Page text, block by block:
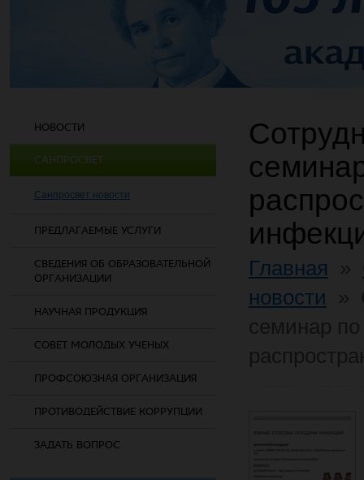
НОВОСТИ
САНПРОСВЕТ
Санпросвет новости
ПРЕДЛАГАЕМЫЕ УСЛУГИ
СВЕДЕНИЯ ОБ ОБРАЗОВАТЕЛЬНОЙ
ОРГАНИЗАЦИИ
НАУЧНАЯ ПРОДУКЦИЯ
СОВЕТ МОЛОДЫХ УЧЕНЫХ
ПРОФСОЮЗНАЯ ОРГАНИЗАЦИЯ
ПРОТИВОДЕЙСТВИЕ КОРРУПЦИИ
ЗАДАТЬ ВОПРОС
Главная
новости